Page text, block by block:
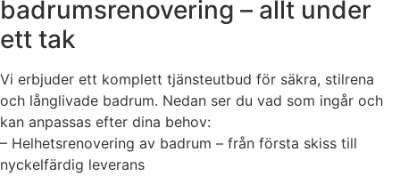
badrumsrenovering – allt under
ett tak
Vi erbjuder ett komplett tjänsteutbud för säkra, stilrena
och långlivade badrum. Nedan ser du vad som ingår och
kan anpassas efter dina behov:
– Helhetsrenovering av badrum – från första skiss till
nyckelfärdig leverans